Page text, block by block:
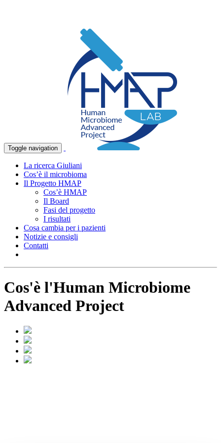
Toggle navigation
La ricerca Giuliani
Cos’è il microbioma
Il Progetto HMAP
Cos’è HMAP
Il Board
Fasi del progetto
I risultati
Cosa cambia per i pazienti
Notizie e consigli
Contatti
Cos'è l'Human Microbiome
Advanced Project